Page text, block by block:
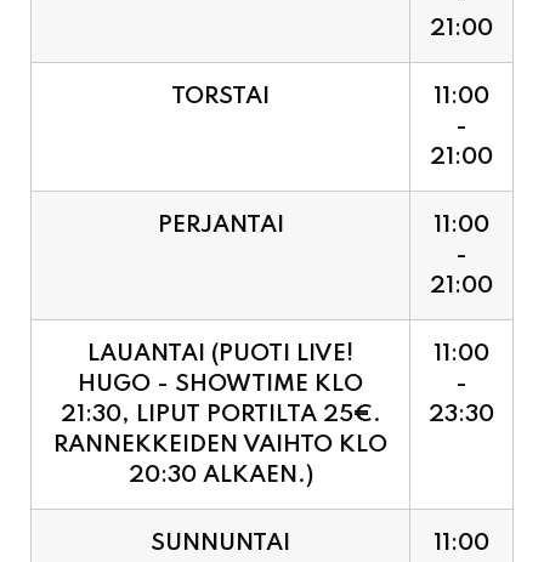
21:00
TORSTAI
11:00
-
21:00
PERJANTAI
11:00
-
21:00
LAUANTAI (PUOTI LIVE!
HUGO - SHOWTIME KLO
21:30, LIPUT PORTILTA 25€.
RANNEKKEIDEN VAIHTO KLO
20:30 ALKAEN.)
11:00
-
23:30
SUNNUNTAI
11:00